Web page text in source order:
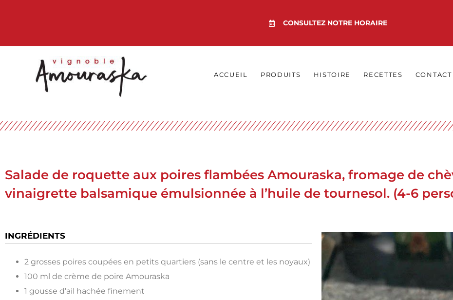
CONSULTEZ NOTRE HORAIRE
ACCUEIL PRODUITS HISTOIRE RECETTES CONTACT
Salade de roquette aux poires flambées Amouraska, fromage de
vinaigrette balsamique émulsionnée à l’huile de tournesol. (4-6
INGRÉDIENTS
2 grosses poires coupées en petits quartiers (sans le centre et les noyaux)
100 ml de crème de poire Amouraska
1 gousse d’ail hachée finement